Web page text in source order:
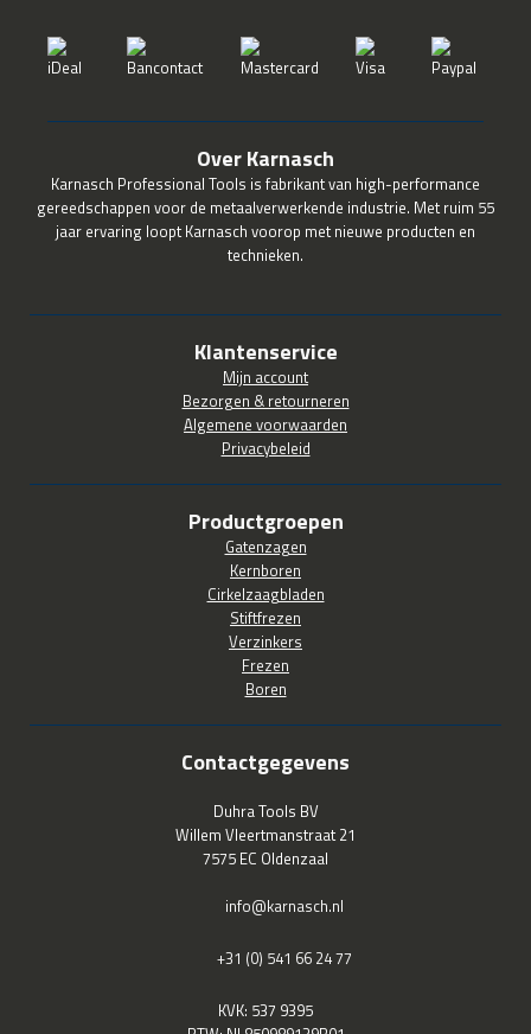
Over Karnasch
Karnasch Professional Tools is fabrikant van high-performance
gereedschappen voor de metaalverwerkende industrie. Met ruim 55
jaar ervaring loopt Karnasch voorop met nieuwe producten en
technieken.
Klantenservice
Mijn account
Bezorgen & retourneren
Algemene voorwaarden
Privacybeleid
Productgroepen
Gatenzagen
Kernboren
Cirkelzaagbladen
Stiftfrezen
Verzinkers
Frezen
Boren
Contactgegevens
Duhra Tools BV
Willem Vleertmanstraat 21
7575 EC Oldenzaal
info@karnasch.nl
+31 (0) 541 66 24 77
KVK: 537 9395